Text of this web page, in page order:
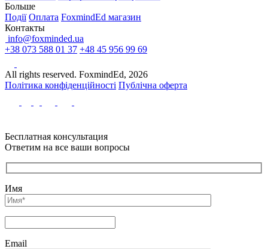
Больше
Події Оплата FoxmindEd магазин
Контакты
info@foxminded.ua
+38 073 588 01 37 +48 45 956 99 69
All rights reserved. FoxmindEd, 2026
Політика конфіденційності Публічна оферта
Бесплатная консультация
Ответим на все ваши вопросы
Имя
Email